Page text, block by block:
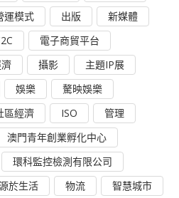
運模式 出版
新媒體
電子商貿平台
攝影
主題IP展
娛樂
驁映娛樂
區經濟 ISO
管理
澳門青年創業孵化中心
環科監控檢測有限公司
於生活 物流
智慧城市